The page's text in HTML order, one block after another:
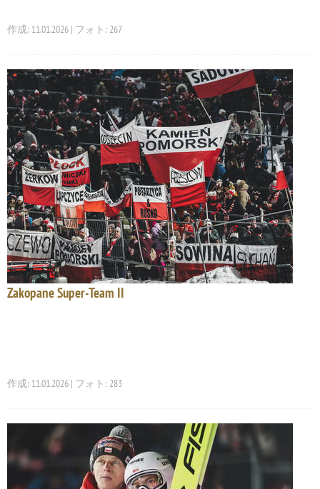
作成: 11.01.2026 | フォト: 267
Zakopane Super-Team II
作成: 11.01.2026 | フォト: 283